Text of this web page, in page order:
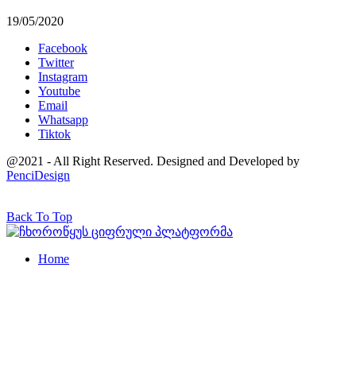
19/05/2020
Facebook
Twitter
Instagram
Youtube
Email
Whatsapp
Tiktok
@2021 - All Right Reserved. Designed and Developed by
PenciDesign
Back To Top
Home